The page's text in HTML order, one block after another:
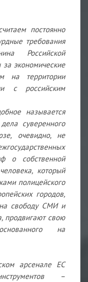
постоянно
требования
Российской
экономические
на территории
с российским
называется
суверенного
очевидно, не
о собственной
который
полицейского
городов,
свободу СМИ и
продвигают свою
на
арсенале ЕС
–